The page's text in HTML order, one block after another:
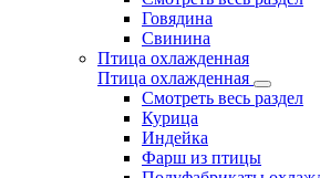
Говядина
Свинина
Птица охлажденная
Птица охлажденная
Смотреть весь раздел
Курица
Индейка
Фарш из птицы